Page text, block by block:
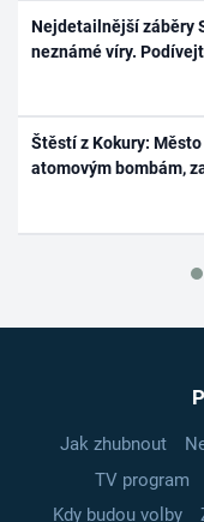
Nejdetailnější záběry
neznámé víry.
Štěstí z Kokury:
atomovým bombám,
Jak zhubnout
TV program
Kdy budou volby